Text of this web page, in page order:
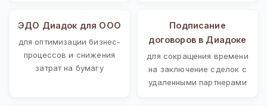
ЭДО Диадок для ООО
для оптимизации бизнес-
процессов и снижения
затрат на бумагу
Подписание
договоров в Диадоке
для сокращения времени
на заключение сделок с
удаленными партнерами